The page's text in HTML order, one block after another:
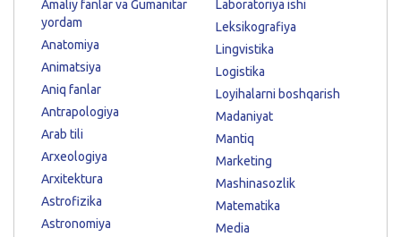
Amaliy fanlar va Gumanitar
yordam
Anatomiya
Animatsiya
Aniq fanlar
Antrapologiya
Arab tili
Arxeologiya
Arxitektura
Astrofizika
Astronomiya
Laboratoriya ishi
Leksikografiya
Lingvistika
Logistika
Loyihalarni boshqarish
Madaniyat
Mantiq
Marketing
Mashinasozlik
Matematika
Media